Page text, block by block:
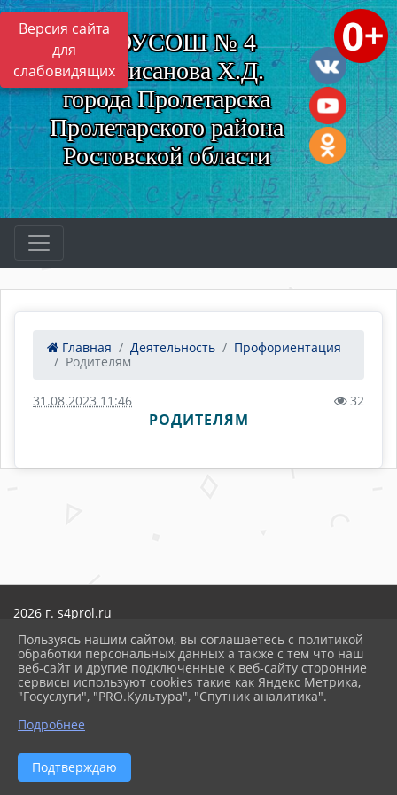
Версия сайта
для
слабовидящих
МБОУСОШ № 4
им. Нисанова Х.Д.
города Пролетарска
Пролетарского района
Ростовской области
Главная Деятельность
Профориентация
Родителям
31.08.2023 11:46 32
РОДИТЕЛЯМ
2026 г. s4prol.ru
Карта сайта
Политика обработки персональных данных
Сделано на KubCMS
Разработка и поддержка
Пользуясь нашим сайтом, вы соглашаетесь с политикой
обработки персональных данных а также с тем что наш
веб-сайт и другие подключенные к веб-сайту сторонние
сервисы используют cookies такие как Яндекс Метрика,
"Госуслуги", "PRO.Культура", "Спутник аналитика".
Подробнее
Подтверждаю